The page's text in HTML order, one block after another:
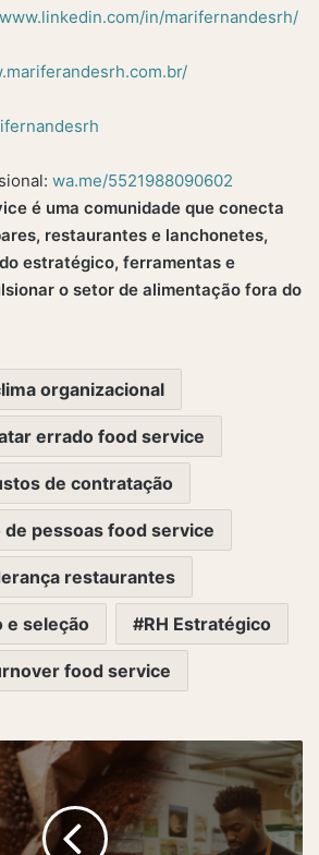
in/marifernandesrh/
wa.me/5521988090602
é uma comunidade que conecta
restaurantes e lanchonetes,
estratégico, ferramentas e
o setor de alimentação fora do
organizacional
errado food service
de contratação
de pessoas food service
restaurantes
e seleção RH Estratégico
food service